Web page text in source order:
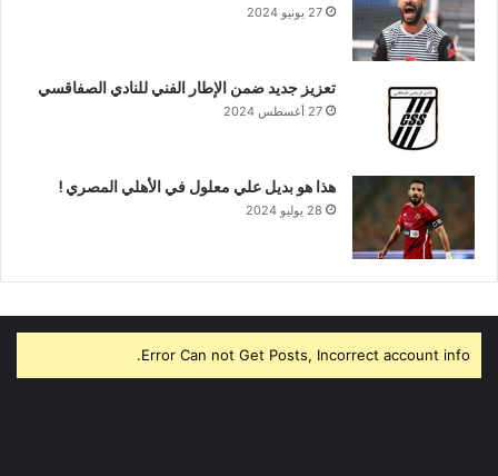
27 يونيو 2024
تعزيز جديد ضمن الإطار الفني للنادي الصفاقسي
27 أغسطس 2024
هذا هو بديل علي معلول في الأهلي المصري !
28 يوليو 2024
Error Can not Get Posts, Incorrect account info.